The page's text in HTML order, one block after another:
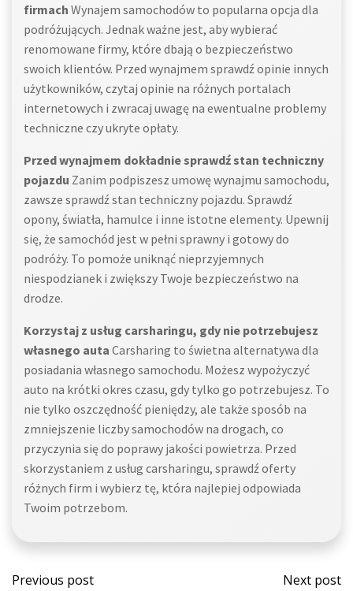
firmach Wynajem samochodów to popularna opcja dla
podróżujących. Jednak ważne jest, aby wybierać
renomowane firmy, które dbają o bezpieczeństwo
swoich klientów. Przed wynajmem sprawdź opinie innych
użytkowników, czytaj opinie na różnych portalach
internetowych i zwracaj uwagę na ewentualne problemy
techniczne czy ukryte opłaty.
Przed wynajmem dokładnie sprawdź stan techniczny
pojazdu Zanim podpiszesz umowę wynajmu samochodu,
zawsze sprawdź stan techniczny pojazdu. Sprawdź
opony, światła, hamulce i inne istotne elementy. Upewnij
się, że samochód jest w pełni sprawny i gotowy do
podróży. To pomoże uniknąć nieprzyjemnych
niespodzianek i zwiększy Twoje bezpieczeństwo na
drodze.
Korzystaj z usług carsharingu, gdy nie potrzebujesz
własnego auta Carsharing to świetna alternatywa dla
posiadania własnego samochodu. Możesz wypożyczyć
auto na krótki okres czasu, gdy tylko go potrzebujesz. To
nie tylko oszczędność pieniędzy, ale także sposób na
zmniejszenie liczby samochodów na drogach, co
przyczynia się do poprawy jakości powietrza. Przed
skorzystaniem z usług carsharingu, sprawdź oferty
różnych firm i wybierz tę, która najlepiej odpowiada
Twoim potrzebom.
Post
Previous post Post
Next post